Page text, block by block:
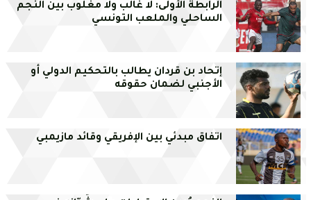
الرابطة الأولى: لا غالب ولا مغلوب بين النجم
الساحلي والملعب التونسي
إتحاد بن قردان يطالب بالتحكيم الدولي أو
الأجنبي لضمان حقوقه
اتفاق مبدئي بين الإفريقي وقائد مازيمبي